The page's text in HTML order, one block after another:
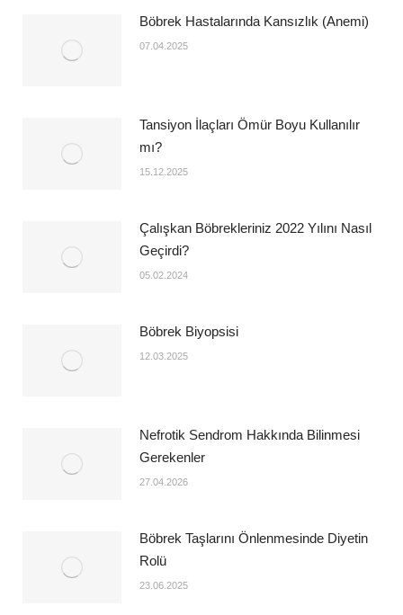
Böbrek Hastalarında Kansızlık (Anemi)
07.04.2025
Tansiyon İlaçları Ömür Boyu Kullanılır
mı?
15.12.2025
Çalışkan Böbrekleriniz 2022 Yılını Nasıl
Geçirdi?
05.02.2024
Böbrek Biyopsisi
12.03.2025
Nefrotik Sendrom Hakkında Bilinmesi
Gerekenler
27.04.2026
Böbrek Taşlarını Önlenmesinde Diyetin
Rolü
23.06.2025